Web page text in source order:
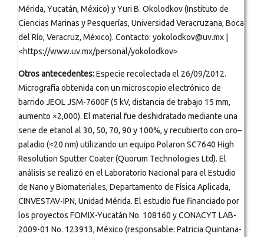
Mérida, Yucatán, México) y Yuri B. Okolodkov (Instituto de
Ciencias Marinas y Pesquerías, Universidad Veracruzana, Boca
del Río, Veracruz, México). Contacto: yokolodkov@uv.mx |
<https://www.uv.mx/personal/yokolodkov>
Otros antecedentes:Especie recolectada el 26/09/2012.
Micrografía obtenida con un microscopio electrónico de
barrido JEOL JSM-7600F (5 kV, distancia de trabajo 15 mm,
aumento ×2,000). El material fue deshidratado mediante una
serie de etanol al 30, 50, 70, 90 y 100%, y recubierto con oro–
paladio (≈20 nm) utilizando un equipo Polaron SC7640 High
Resolution Sputter Coater (Quorum Technologies Ltd). El
análisis se realizó en el Laboratorio Nacional para el Estudio
de Nano y Biomateriales, Departamento de Física Aplicada,
CINVESTAV-IPN, Unidad Mérida. El estudio fue financiado por
los proyectos FOMIX-Yucatán No. 108160 y CONACYT LAB-
2009-01 No. 123913, México (responsable: Patricia Quintana-